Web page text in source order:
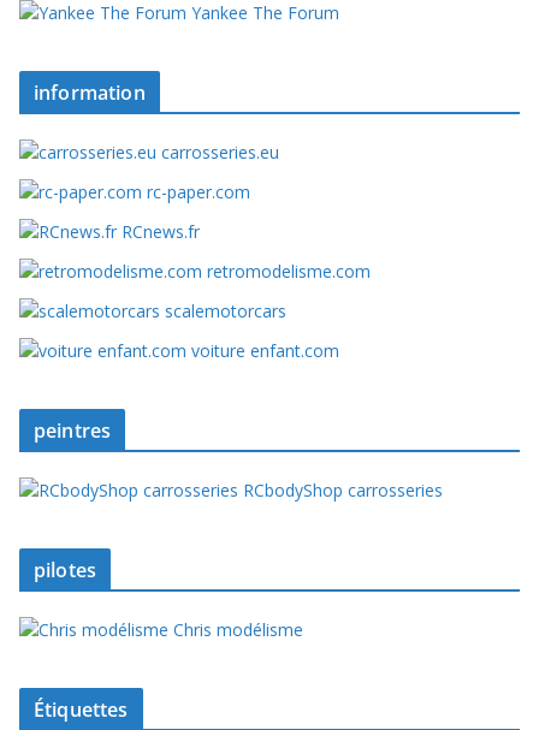
Yankee The Forum
information
carrosseries.eu
rc-paper.com
RCnews.fr
retromodelisme.com
scalemotorcars
voiture enfant.com
peintres
RCbodyShop carrosseries
pilotes
Chris modélisme
Étiquettes